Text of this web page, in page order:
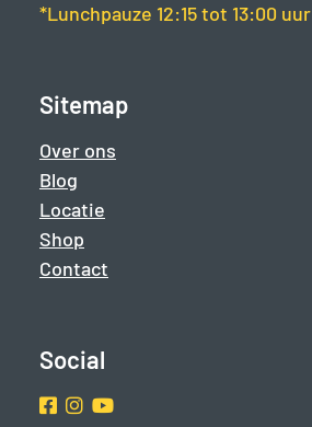
*Lunchpauze 12:15 tot 13:00 uur
Sitemap
Over ons
Blog
Locatie
Shop
Contact
Social
Facebook
Instragram
Youtube